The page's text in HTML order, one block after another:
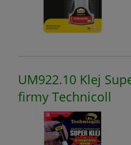
UM922.10 Klej
firmy Technicoll